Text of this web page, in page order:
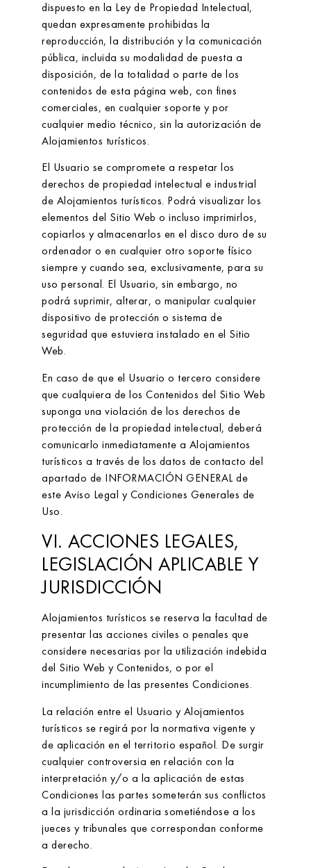
dispuesto en la Ley de Propiedad Intelectual,
quedan expresamente prohibidas la
reproducción, la distribución y la comunicación
pública, incluida su modalidad de puesta a
disposición, de la totalidad o parte de los
contenidos de esta página web, con fines
comerciales, en cualquier soporte y por
cualquier medio técnico, sin la autorización de
Alojamientos turísticos.
El Usuario se compromete a respetar los
derechos de propiedad intelectual e industrial
de Alojamientos turísticos. Podrá visualizar los
elementos del Sitio Web o incluso imprimirlos,
copiarlos y almacenarlos en el disco duro de su
ordenador o en cualquier otro soporte físico
siempre y cuando sea, exclusivamente, para su
uso personal. El Usuario, sin embargo, no
podrá suprimir, alterar, o manipular cualquier
dispositivo de protección o sistema de
seguridad que estuviera instalado en el Sitio
Web.
En caso de que el Usuario o tercero considere
que cualquiera de los Contenidos del Sitio Web
suponga una violación de los derechos de
protección de la propiedad intelectual, deberá
comunicarlo inmediatamente a Alojamientos
turísticos a través de los datos de contacto del
apartado de INFORMACIÓN GENERAL de
este Aviso Legal y Condiciones Generales de
Uso.
VI. ACCIONES LEGALES,
LEGISLACIÓN APLICABLE Y
JURISDICCIÓN
Alojamientos turísticos se reserva la facultad de
presentar las acciones civiles o penales que
considere necesarias por la utilización indebida
del Sitio Web y Contenidos, o por el
incumplimiento de las presentes Condiciones.
La relación entre el Usuario y Alojamientos
turísticos se regirá por la normativa vigente y
de aplicación en el territorio español. De surgir
cualquier controversia en relación con la
interpretación y/o a la aplicación de estas
Condiciones las partes someterán sus conflictos
a la jurisdicción ordinaria sometiéndose a los
jueces y tribunales que correspondan conforme
a derecho.